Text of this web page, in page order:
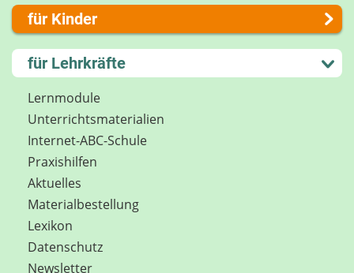
Über uns
Presse
Kontakt
Impressum
Internet-ABC Sitemap
Barrierefreiheit
Länderprojekte
für Kinder
Lernen und Schule
Hobby und Freizeit
Spiel und Spaß
Mitreden und Mitmachen
Lexikon
Datenschutz
Newsletter
für Lehrkräfte
Lernmodule
Unterrichts­materialien
Internet-ABC-Schule
Praxishilfen
Aktuelles
Materialbestellung
Lexikon
Datenschutz
Newsletter